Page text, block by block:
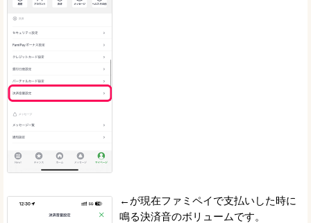
←が現在ファミペイで支払いした時に
鳴る決済音のボリュームです。